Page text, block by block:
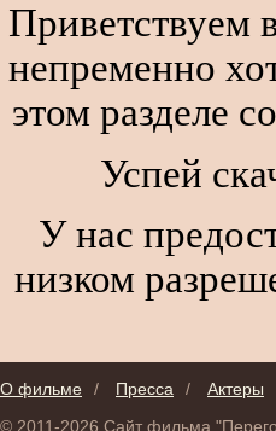
Приветствуем
непременно
этом разделе
Успей
У нас
низком
О фильме / Пресса / Актеры
© 2011-2026 Сайт фильма